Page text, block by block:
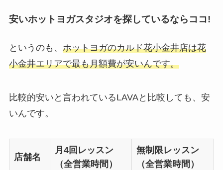
安いホットヨガスタジオを探しているならココ!
というのも、 ホットヨガのカルド花小金井店は花
小金井エリアで最も月額費が安いんです。
比較的安いと言われているLAVAと比較しても、安
いんです。
店舗名
月4回レッスン
（全営業時間）
無制限レッスン
（全営業時間）